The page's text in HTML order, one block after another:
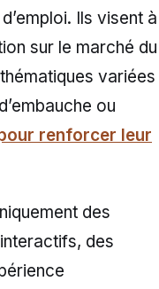
Ils visent à
sur le marché du
variées
ou
renforcer leur
des
des